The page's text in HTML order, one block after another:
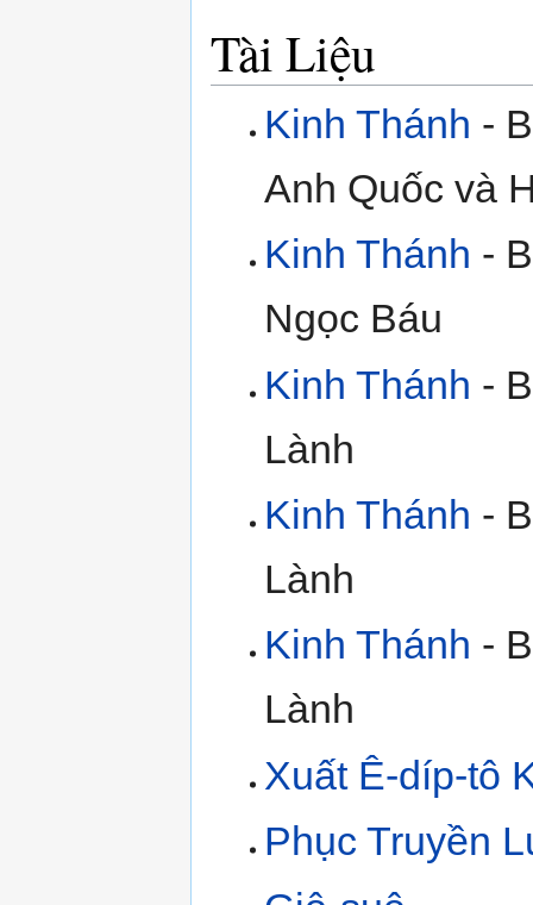
Tài Liệu
Kinh Thánh -
Anh Quốc và
Kinh Thánh -
Ngọc Báu
Kinh Thánh -
Lành
Kinh Thánh -
Lành
Kinh Thánh -
Lành
Xuất Ê-díp-tô
Phục Truyền